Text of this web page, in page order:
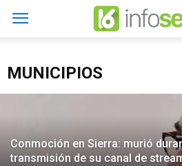
MUNICIPIOS
Conmoción en Sierra: murió
transmisión de su canal de